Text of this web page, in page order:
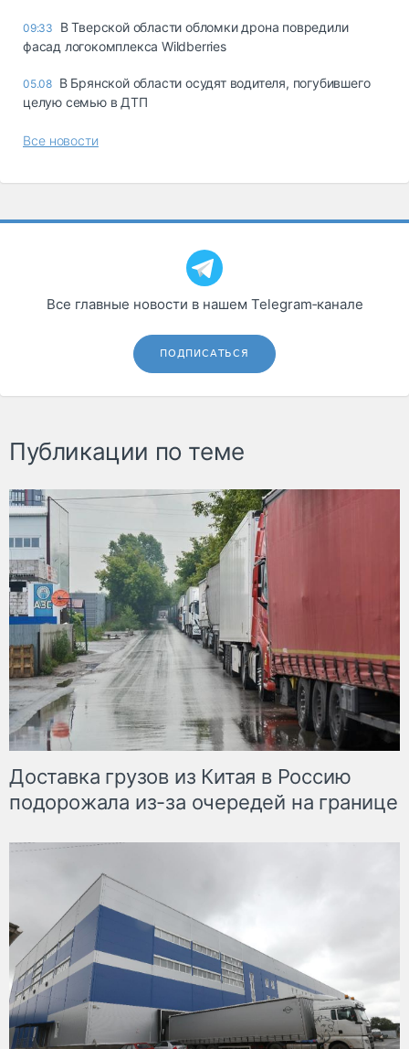
09:33
В Тверской области обломки дрона повредили
фасад логокомплекса Wildberries
05.08 В Брянской области осудят водителя, погубившего
целую семью в ДТП
Все новости
Все главные новости в нашем Telegram‑канале
ПОДПИСАТЬСЯ
Публикации по теме
Доставка грузов из Китая в Россию
подорожала из-за очередей на границе